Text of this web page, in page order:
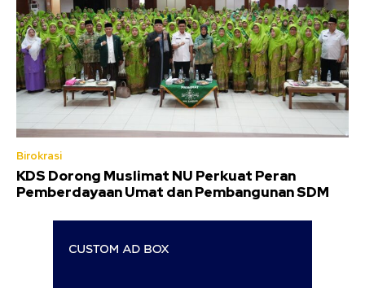
Birokrasi
KDS Dorong Muslimat NU Perkuat Peran
Pemberdayaan Umat dan Pembangunan SDM